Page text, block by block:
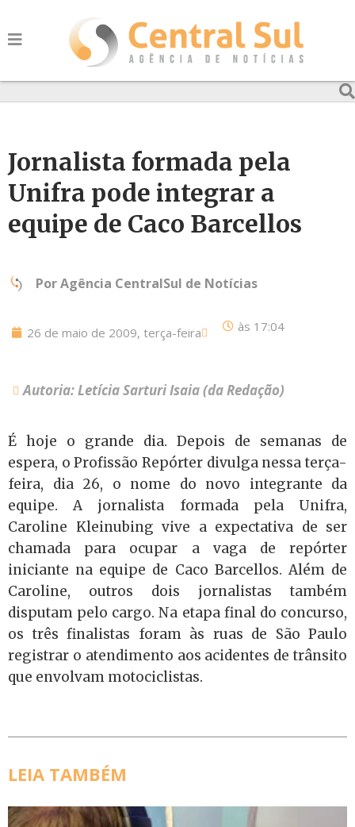
Jornalista formada pela
Unifra pode integrar a
equipe de Caco Barcellos
PorAgência CentralSul de Notícias
26 de maio de 2009, terça-feira às 17:04
Autoria: Letícia Sarturi Isaia (da Redação)
É hoje o grande dia. Depois de semanas de
espera, o Profissão Repórter divulga nessa terça-
feira, dia 26, o nome do novo integrante da
equipe. A jornalista formada pela Unifra,
Caroline Kleinubing vive a expectativa de ser
chamada para ocupar a vaga de repórter
iniciante na equipe de Caco Barcellos. Além de
Caroline, outros dois jornalistas também
disputam pelo cargo. Na etapa final do concurso,
os três finalistas foram às ruas de São Paulo
registrar o atendimento aos acidentes de trânsito
que envolvam motociclistas.
LEIA TAMBÉM